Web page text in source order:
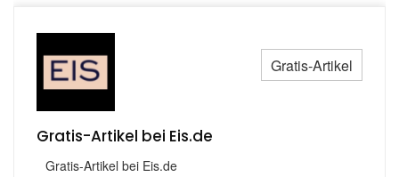
Gratis-Artikel
Gratis-Artikel bei Eis.de
Gratis-Artikel bei Eis.de